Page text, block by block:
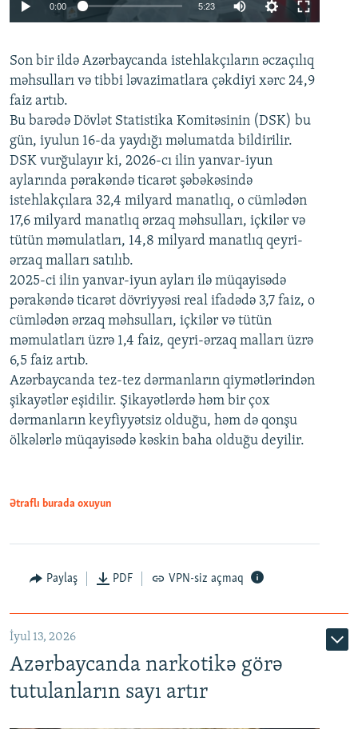
Auto 240p 360p 480p
720p 1080p
0:00 5:23
360p
480p
720p
1080p
Son bir ildə Azərbaycanda istehlakçıların əczaçılıq
məhsulları və tibbi ləvazimatlara çəkdiyi xərc 24,9
faiz artıb.
Bu barədə Dövlət Statistika Komitəsinin (DSK) bu
gün, iyulun 16-da yaydığı məlumatda bildirilir.
DSK vurğulayır ki, 2026-cı ilin yanvar-iyun
aylarında pərakəndə ticarət şəbəkəsində
istehlakçılara 32,4 milyard manatlıq, o cümlədən
17,6 milyard manatlıq ərzaq məhsulları, içkilər və
tütün məmulatları, 14,8 milyard manatlıq qeyri-
ərzaq malları satılıb.
2025-ci ilin yanvar-iyun ayları ilə müqayisədə
pərakəndə ticarət dövriyyəsi real ifadədə 3,7 faiz, o
cümlədən ərzaq məhsulları, içkilər və tütün
məmulatları üzrə 1,4 faiz, qeyri-ərzaq malları üzrə
6,5 faiz artıb.
Azərbaycanda tez-tez dərmanların qiymətlərindən
şikayətlər eşidilir. Şikayətlərdə həm bir çox
dərmanların keyfiyyətsiz olduğu, həm də qonşu
ölkələrlə müqayisədə kəskin baha olduğu deyilir.
Ətraflı burada oxuyun
Paylaş PDF VPN-siz açmaq
İyul 13, 2026
Azərbaycanda narkotikə görə
tutulanların sayı artır